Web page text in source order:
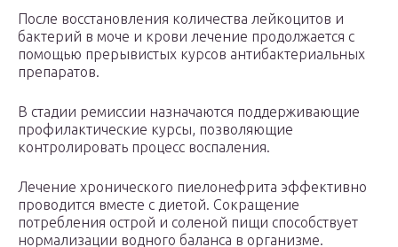
После восстановления количества лейкоцитов и
бактерий в моче и крови лечение продолжается с
помощью прерывистых курсов антибактериальных
препаратов.
В стадии ремиссии назначаются поддерживающие
профилактические курсы, позволяющие
контролировать процесс воспаления.
Лечение хронического пиелонефрита эффективно
проводится вместе с диетой. Сокращение
потребления острой и соленой пищи способствует
нормализации водного баланса в организме.